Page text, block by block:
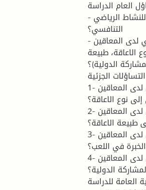
العام الدراسة :
- ما مستوى السلوك الصحي لدى المعاقين حركيا الممارسين للنشاط الرياضي
التنافسي؟
- هل توجد فروق ذات دالة احصائيا في مستوى السلوك الصحي لدى المعاقين
الاعاقة، طبيعة
الدولية)؟
التساؤلات الجزئية :
1- هل توجد فروق ذات دالة احصائيا في مستوى السلوك الصحي لدى المعاقين
نوع الاعاقة؟
2- هل توجد فروق ذات دالة احصائيا في مستوى السلوك الصحي لدى المعاقين
طبيعة الاعاقة؟
3- هل توجد فروق ذات دالة احصائيا في مستوى السلوك الصحي لدى المعاقين
في اللعب؟
4- هل توجد فروق ذات دالة احصائيا في مستوى السلوك الصحي لدى المعاقين
الدولية؟
العامة للدراسة :